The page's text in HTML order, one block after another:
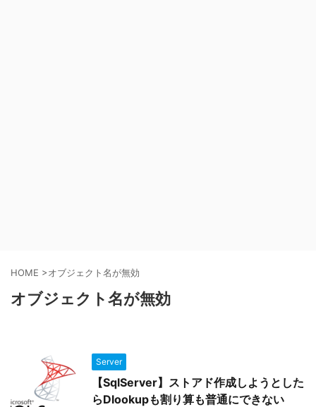
HOME >オブジェクト名が無効
オブジェクト名が無効
Server
【SqlServer】ストアド作成しようとした
らDlookupも割り算も普通にできない